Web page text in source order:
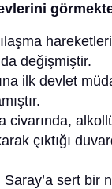
da değişmiştir.
ilk devlet
civarında,
çıktığı
sert bir